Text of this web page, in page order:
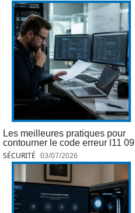
Les meilleures pratiques pour
contourner le code erreur l11 09
SÉCURITÉ 03/07/2026